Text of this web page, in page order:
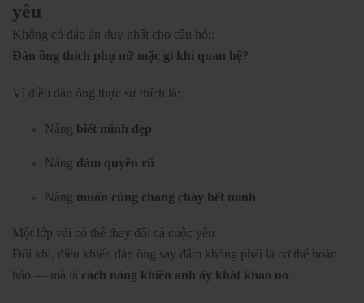
yêu
Không có đáp án duy nhất cho câu hỏi:
Đàn ông thích phụ nữ mặc gì khi quan hệ?
Vì điều đàn ông thực sự thích là:
Nàng biết mình đẹp
Nàng dám quyến rũ
Nàng muốn cùng chàng cháy hết mình
Một lớp vải có thể thay đổi cả cuộc yêu.
Đôi khi, điều khiến đàn ông say đắm không phải là cơ thể hoàn
hảo — mà là cách nàng khiến anh ấy khát khao nó.